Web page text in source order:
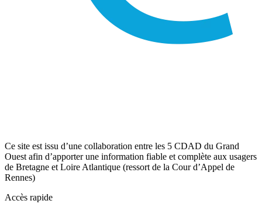
Ce site est issu d’une collaboration entre les 5 CDAD du Grand
Ouest afin d’apporter une information fiable et complète aux usagers
de Bretagne et Loire Atlantique (ressort de la Cour d’Appel de
Rennes)
Accès rapide